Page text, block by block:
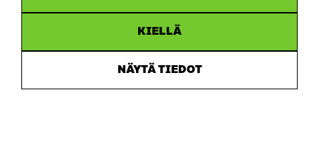
KIELLÄ
NÄYTÄ TIEDOT